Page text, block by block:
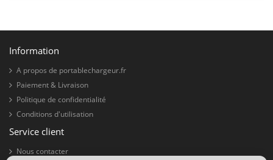
Information
A propos de portablechargeur.fr
Paiement & Livraison
Politique de confidentialité
Conditions d'utilisation
Service client
Nous contacter